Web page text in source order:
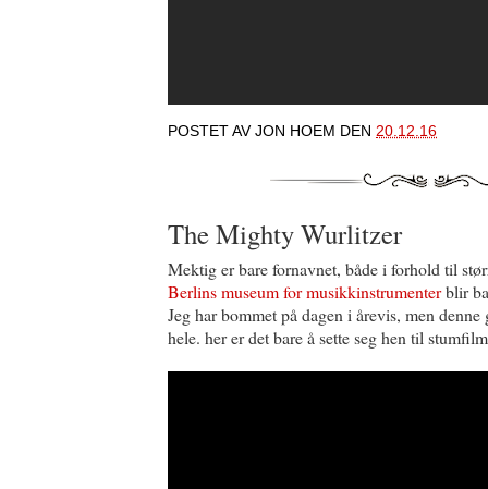
POSTET AV JON HOEM DEN 20.12.16
The Mighty Wurlitzer
Mektig er bare fornavnet, både i forhold til
Berlins museum for musikkinstrumenterblir
Jeg har bommet på dagen i årevis, men
hele. her er det bare å sette seg hen til